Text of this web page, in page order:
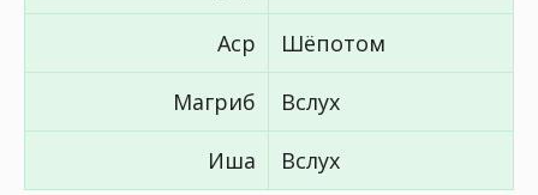
Аср Шёпотом
Магриб Вслух
Иша Вслух